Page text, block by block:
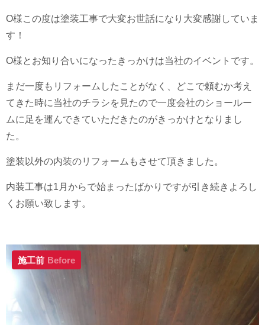
O様この度は塗装工事で大変お世話になり大変感謝していま
す！
O様とお知り合いになったきっかけは当社のイベントです。
まだ一度もリフォームしたことがなく、どこで頼むか考え
てきた時に当社のチラシを見たので一度会社のショールー
ムに足を運んできていただきたのがきっかけとなりまし
た。
塗装以外の内装のリフォームもさせて頂きました。
内装工事は1月からで始まったばかりですが引き続きよろし
くお願い致します。
施工前 Before